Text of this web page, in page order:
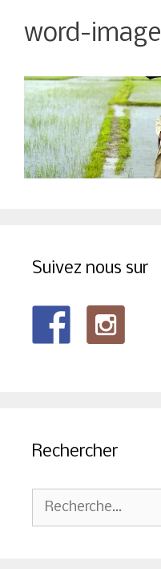
word-image
Suivez nous sur
Rechercher
Rechercher :